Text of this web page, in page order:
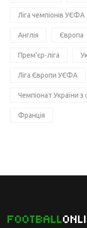
Ліга чемпіонів УЄФА
Англія Європа
Прем'єр-ліга
Ліга Європи УЄФА
Чемпіонат України
Франція
FOOTBALL